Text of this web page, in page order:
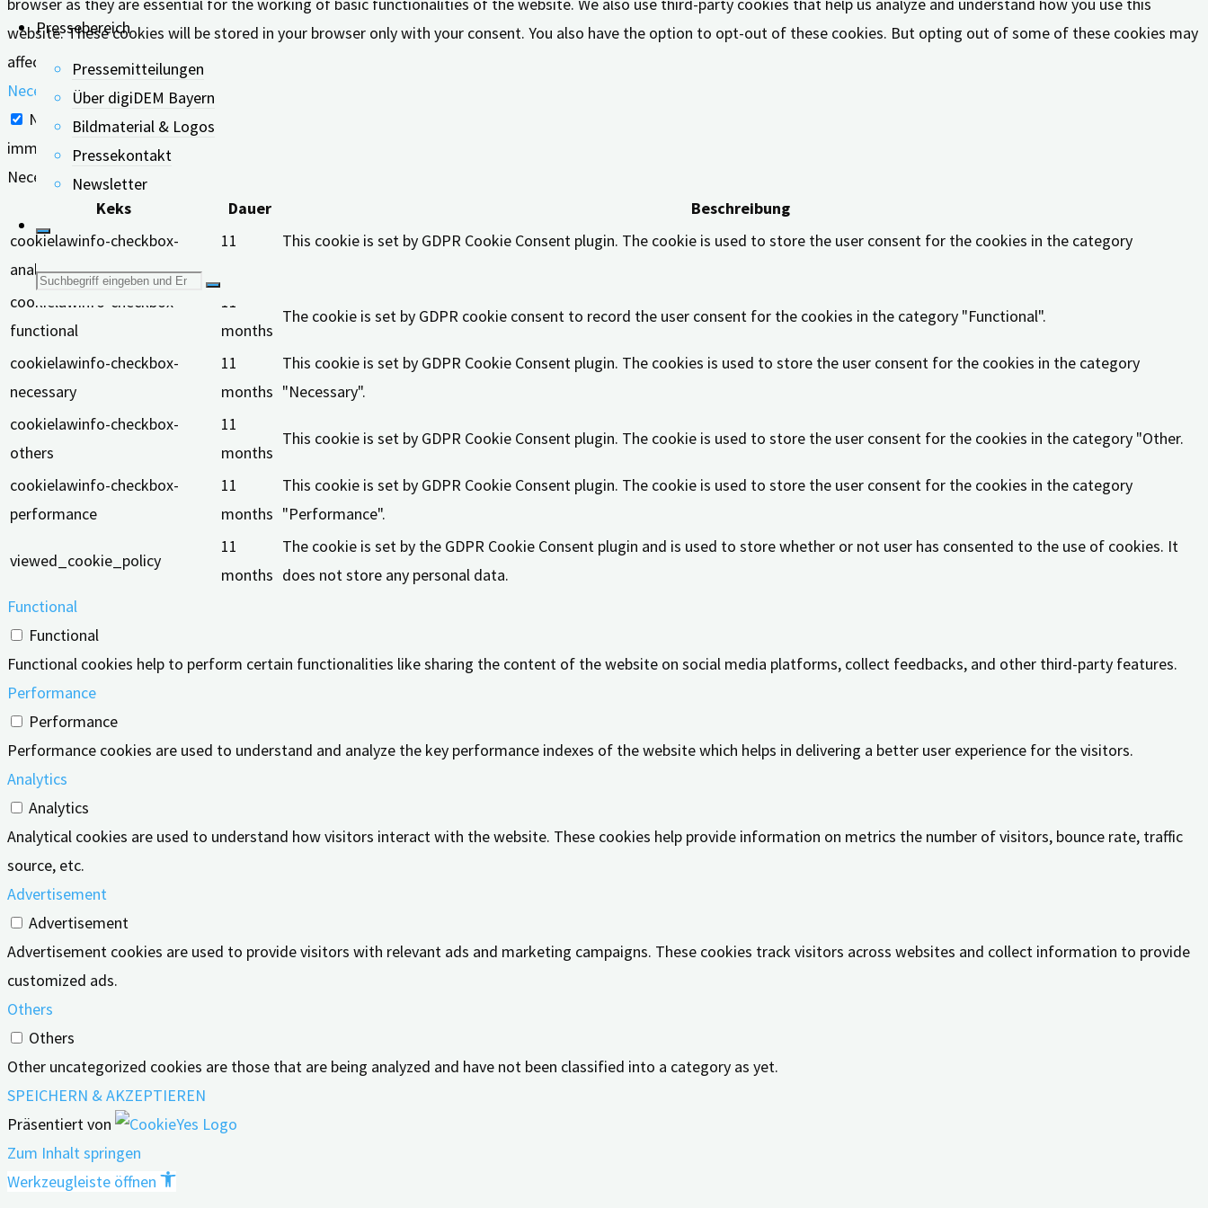
Pressebereich
Pressemitteilungen
Über digiDEM Bayern
Bildmaterial & Logos
Pressekontakt
Newsletter
Suche
nach:
website. These cookies will be stored in your browser only with your consent. You also have the option to opt-out of these cookies. But opting out of some of these cookies may
affect your browsing experience.
Necessary
Necessary
immer aktiv
Necessary cookies are absolutely essential for the website to function properly. These cookies ensure basic functionalities and security features of the website, anonymously.
Keks
Dauer
Beschreibung
cookielawinfo-checkbox-
analytics
11
This cookie is set by GDPR Cookie Consent plugin. The cookie is used to store the user consent for the cookies in the category
cookielawinfo-checkbox-
functional
11
months
The cookie is set by GDPR cookie consent to record the user consent for the cookies in the category "Functional".
cookielawinfo-checkbox-
necessary
11
months
This cookie is set by GDPR Cookie Consent plugin. The cookies is used to store the user consent for the cookies in the category
"Necessary".
cookielawinfo-checkbox-
others
11
months
This cookie is set by GDPR Cookie Consent plugin. The cookie is used to store the user consent for the cookies in the category "Other.
cookielawinfo-checkbox-
performance
11
months
This cookie is set by GDPR Cookie Consent plugin. The cookie is used to store the user consent for the cookies in the category
"Performance".
viewed_cookie_policy
11
months
The cookie is set by the GDPR Cookie Consent plugin and is used to store whether or not user has consented to the use of cookies. It
does not store any personal data.
Functional
Functional
Functional cookies help to perform certain functionalities like sharing the content of the website on social media platforms, collect feedbacks, and other third-party features.
Performance
Performance
Performance cookies are used to understand and analyze the key performance indexes of the website which helps in delivering a better user experience for the visitors.
Analytics
Analytics
Analytical cookies are used to understand how visitors interact with the website. These cookies help provide information on metrics the number of visitors, bounce rate, traffic
source, etc.
Advertisement
Advertisement
Advertisement cookies are used to provide visitors with relevant ads and marketing campaigns. These cookies track visitors across websites and collect information to provide
customized ads.
Others
Others
Other uncategorized cookies are those that are being analyzed and have not been classified into a category as yet.
SPEICHERN & AKZEPTIEREN
Präsentiert von
Zum Inhalt springen
Werkzeugleiste öffnen